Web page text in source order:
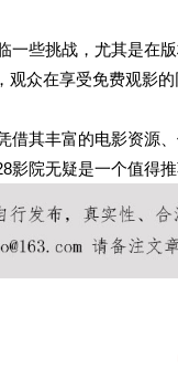
一些挑战，尤其是在
观众在享受免费观影
借其丰富的电影资源
影院无疑是一个值得